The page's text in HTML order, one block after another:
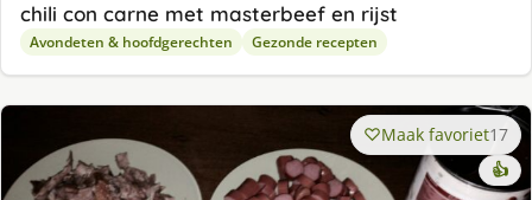
chili con carne met masterbeef en rijst
Avondeten & hoofdgerechten Gezonde recepten
Maak favoriet17
👍